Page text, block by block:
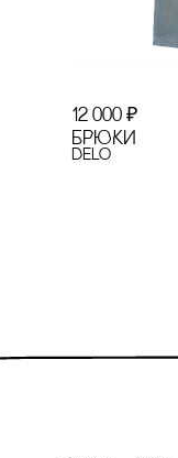
12 000 ₽
БРЮКИ
Delo